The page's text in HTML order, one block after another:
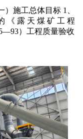
施工总体目标 1、
《 露 天 煤 矿 工 程
）工程质量验收